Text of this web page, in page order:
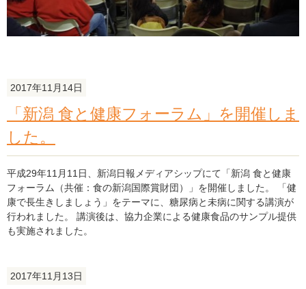
ェ
ス
タ
園
芸
フ
ェ
in
に
い
が
た
を
し
2017年11月14日
「新潟 食と健康フォーラム」を開催しま
した。
平成29年11月11日、新潟日報メディアシップにて「新潟 食と健康
フォーラム（共催：食の新潟国際賞財団）」を開催しました。 「健
康で長生きしましょう」をテーマに、糖尿病と未病に関する講演が
行われました。 講演後は、協力企業による健康食品のサンプル提供
も実施されました。
2017年11月13日